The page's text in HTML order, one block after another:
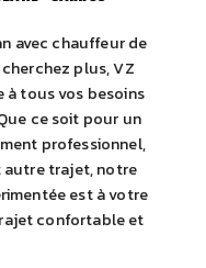
avec chauffeur de
plus, VZ
tous vos besoins
ce soit pour un
professionnel,
trajet, notre
est à votre
confortable et